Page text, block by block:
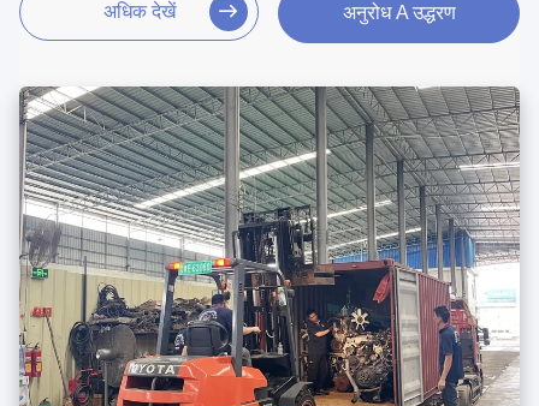
अधिक देखें अनुरोध A उद्धरण